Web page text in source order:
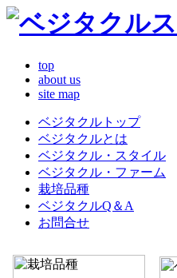
top
about us
site map
ベジタクルトップ
ベジタクルとは
ベジタクル・スタイル
ベジタクル・ファーム
栽培品種
ベジタクルQ＆A
お問合せ